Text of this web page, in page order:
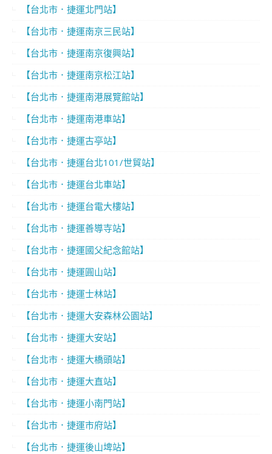
【台北市．捷運北門站】
【台北市．捷運南京三民站】
【台北市．捷運南京復興站】
【台北市．捷運南京松江站】
【台北市．捷運南港展覽館站】
【台北市．捷運南港車站】
【台北市．捷運古亭站】
【台北市．捷運台北101/世貿站】
【台北市．捷運台北車站】
【台北市．捷運台電大樓站】
【台北市．捷運善導寺站】
【台北市．捷運國父紀念館站】
【台北市．捷運圓山站】
【台北市．捷運士林站】
【台北市．捷運大安森林公園站】
【台北市．捷運大安站】
【台北市．捷運大橋頭站】
【台北市．捷運大直站】
【台北市．捷運小南門站】
【台北市．捷運市府站】
【台北市．捷運後山埤站】